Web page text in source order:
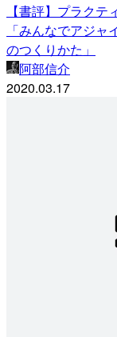
【書評】プラクテ
「みんなでアジ
のつくりかた」
阿部信介
2020.03.17